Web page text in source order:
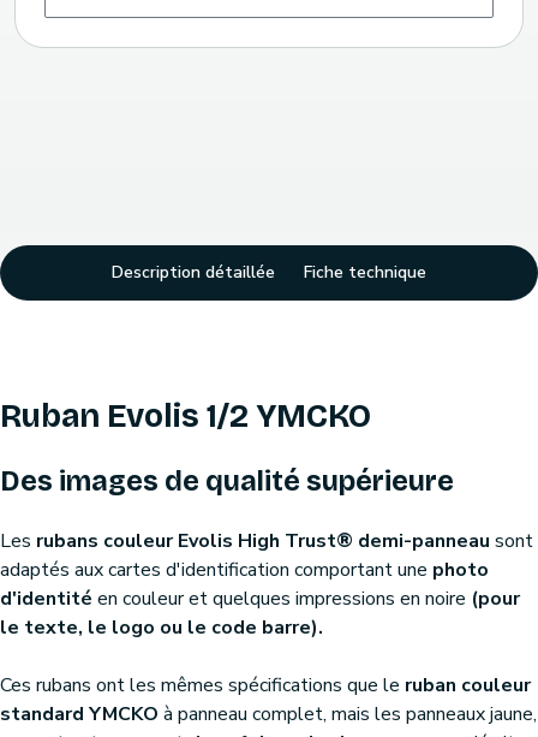
Description détaillée Fiche technique
Ruban Evolis 1/2 YMCKO
Des images de qualité supérieure
Les rubans couleur Evolis High Trust® demi-panneau sont
adaptés aux cartes d'identification comportant une photo
d'identité en couleur et quelques impressions en noire (pour
le texte, le logo ou le code barre).
Ces rubans ont les mêmes spécifications que le ruban couleur
standard YMCKO à panneau complet, mais les panneaux jaune,